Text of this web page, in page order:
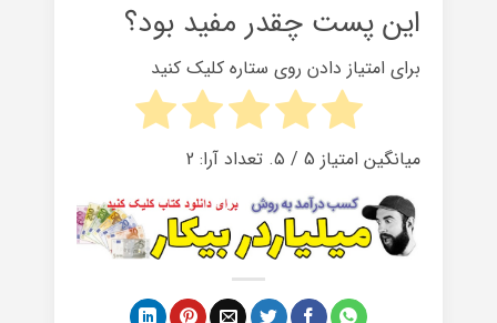
این پست چقدر مفید بود؟
برای امتیاز دادن روی ستاره کلیک کنید
میانگین امتیاز 5/ ۵. تعداد آرا: 2